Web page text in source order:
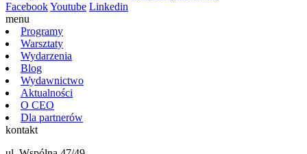
FacebookYoutube Linkedin
menu
Programy
Warsztaty
Wydarzenia
Blog
Wydawnictwo
Aktualności
O CEO
Dla partnerów
kontakt